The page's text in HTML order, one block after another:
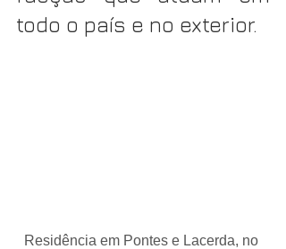
todo o país e no exterior.
Residência em Pontes e Lacerda, no